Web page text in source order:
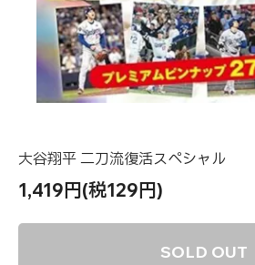
大谷翔平 二刀流復活スペシャル
1,419円(税129円)
SOLD OUT